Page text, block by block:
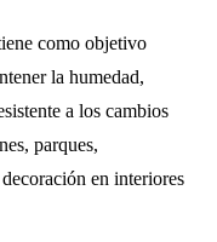
como objetivo
la humedad,
a los cambios
parques,
en interiores